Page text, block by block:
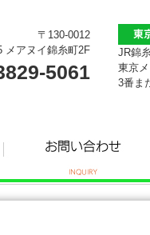
〒130-0012
メアヌイ錦糸町2F
5061
JR錦
東京
3番ま